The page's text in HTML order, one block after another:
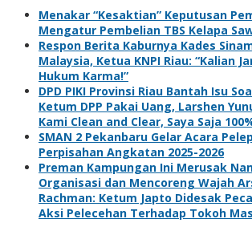
Menakar “Kesaktian” Keputusan
Mengatur Pembelian TBS Kelapa
Respon Berita Kaburnya Kades
Malaysia, Ketua KNPI Riau: “Kalian
Hukum Karma!”
DPD PIKI Provinsi Riau Bantah Isu
Ketum DPP Pakai Uang, Larshen
Kami Clean and Clear, Saya Saja
SMAN 2 Pekanbaru Gelar Acara
Perpisahan Angkatan 2025-2026
Preman Kampungan Ini Merusak
Organisasi dan Mencoreng Wajah
Rachman: Ketum Japto Didesak
Aksi Pelecehan Terhadap Tokoh